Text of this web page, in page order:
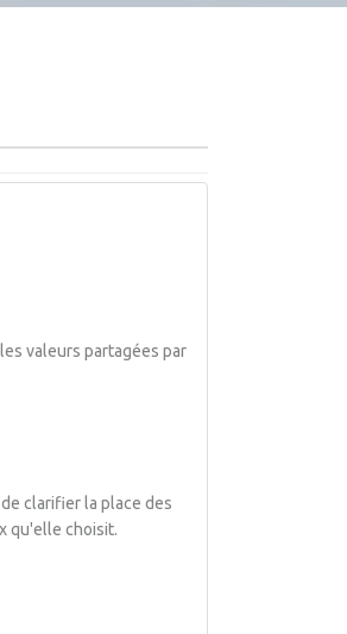
les valeurs partagées par
clarifier la place des
qu'elle choisit.